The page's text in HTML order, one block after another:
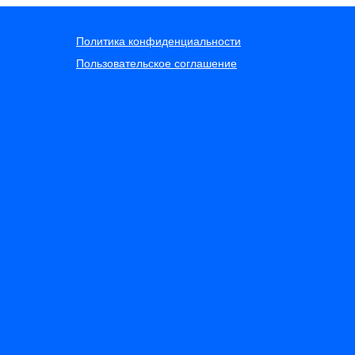
Политика конфиденциальности
Пользовательское соглашение